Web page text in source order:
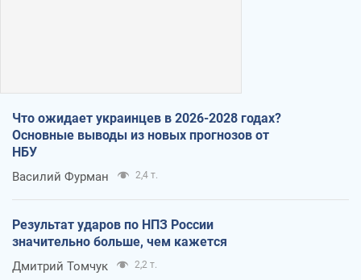
Что ожидает украинцев в 2026-2028 годах?
Основные выводы из новых прогнозов от
НБУ
Василий Фурман 2,4 т.
Результат ударов по НПЗ России
значительно больше, чем кажется
Дмитрий Томчук 2,2 т.